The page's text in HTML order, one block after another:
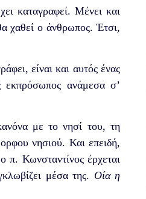
καταγραφεί. Μένει και
χαθεί ο άνθρωπος. Έτσι,
είναι και αυτός ένας
εκπρόσωπος ανάμεσα σ’
με το νησί του, τη
νησιού. Και επειδή,
Κωνσταντίνος έρχεται
μέσα της. Οία η